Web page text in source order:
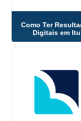
Como Ter
Digitais em Itu